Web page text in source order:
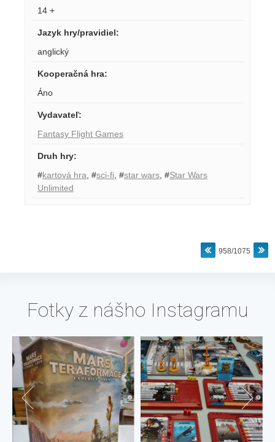
14 +
Jazyk hry/pravidiel:
anglický
Kooperačná hra:
Áno
Vydavateľ:
Fantasy Flight Games
Druh hry:
#kartová hra #sci-fi #star wars #Star Wars
Unlimited
958/1075
Fotky z nášho Instagramu